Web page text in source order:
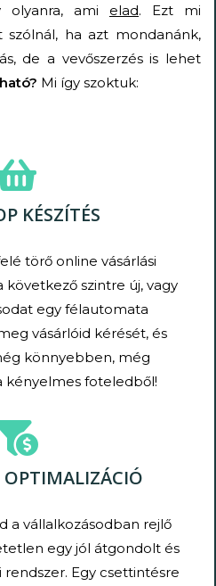
olyanra, ami elad. Ezt mi
szólnál, ha azt mondanánk,
de a vevőszerzés is lehet
Mi így szoktuk:
KÉSZÍTÉS
törő online vásárlási
szintre új, vagy
egy félautomata
vásárlóid kérését, és
könnyebben, még
kényelmes foteledből!
OPTIMALIZÁCIÓ
a vállalkozásodban rejlő
egy jól átgondolt és
Egy csettintésre